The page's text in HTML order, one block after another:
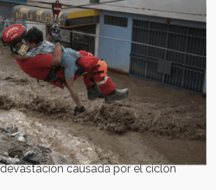
devastación causada por el ciclón